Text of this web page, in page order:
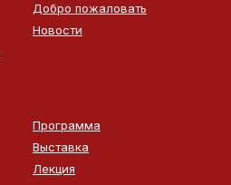
Добро пожаловать
Новости
Программа
Выставка
Лекция